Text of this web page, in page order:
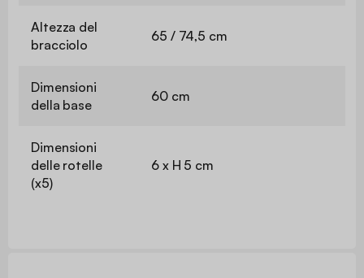
Altezza del
bracciolo
65 / 74,5 cm
Dimensioni
della base
60 cm
Dimensioni
delle rotelle
(x5)
6 x H 5 cm